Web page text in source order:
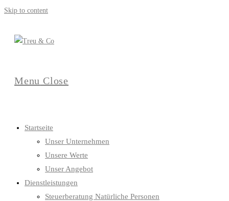
Skip to content
Menu Close
Startseite
Unser Unternehmen
Unsere Werte
Unser Angebot
Dienstleistungen
Steuerberatung Natürliche Personen